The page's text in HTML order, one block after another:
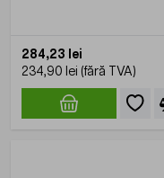
TR4550 Negru +
Multicolor
284,23 lei
234,90 lei